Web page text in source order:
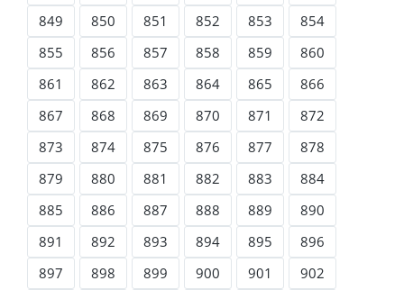
849
850 851 852 853
854
855
856 857 858 859
860
861
862 863 864 865
866
867
868 869 870 871
872
873
874 875 876 877
878
879
880 881 882 883
884
885
886 887 888 889
890
891
892 893 894 895
896
897
898 899 900 901
902